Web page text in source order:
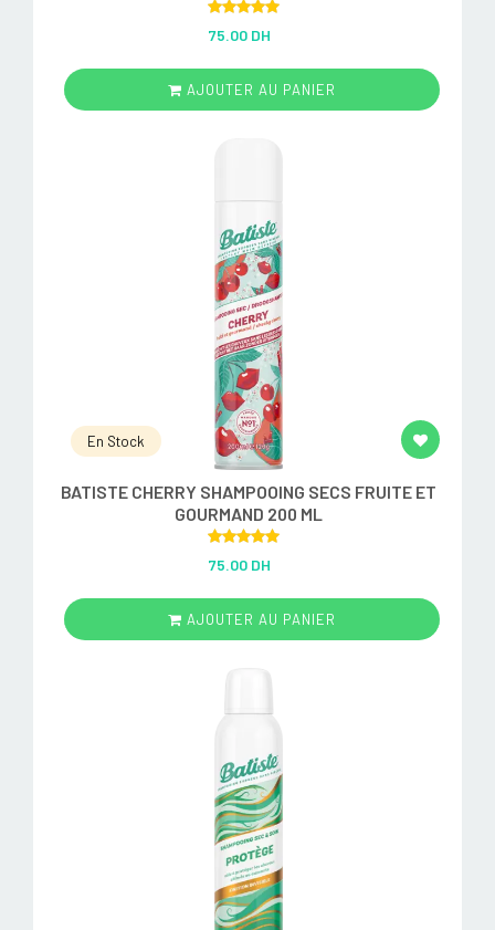
out of 5
75.00 DH
AJOUTER AU PANIER
En Stock
BATISTE CHERRY SHAMPOOING SECS FRUITE ET
GOURMAND 200 ML
out of 5
75.00 DH
AJOUTER AU PANIER